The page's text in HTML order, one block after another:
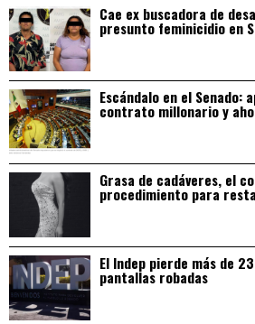
Cae ex buscadora de
presunto feminicidio en
Escándalo en el Senado:
contrato millonario y
Grasa de cadáveres, el
procedimiento para
El Indep pierde más de
pantallas robadas